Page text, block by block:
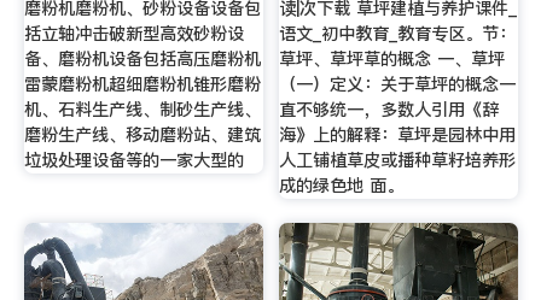
磨粉机磨粉机、砂粉设备设备包
括立轴冲击破新型高效砂粉设
备、磨粉机设备包括高压磨粉机
雷蒙磨粉机超细磨粉机锥形磨粉
机、石料生产线、制砂生产线、
磨粉生产线、移动磨粉站、建筑
垃圾处理设备等的一家大型的
读|次下载 草坪建植与养护课件_
语文_初中教育_教育专区。节：
草坪、草坪草的概念 一、草坪
（一）定义：关于草坪的概念一
直不够统一，多数人引用《辞
海》上的解释：草坪是园林中用
人工铺植草皮或播种草籽培养形
成的绿色地 面。